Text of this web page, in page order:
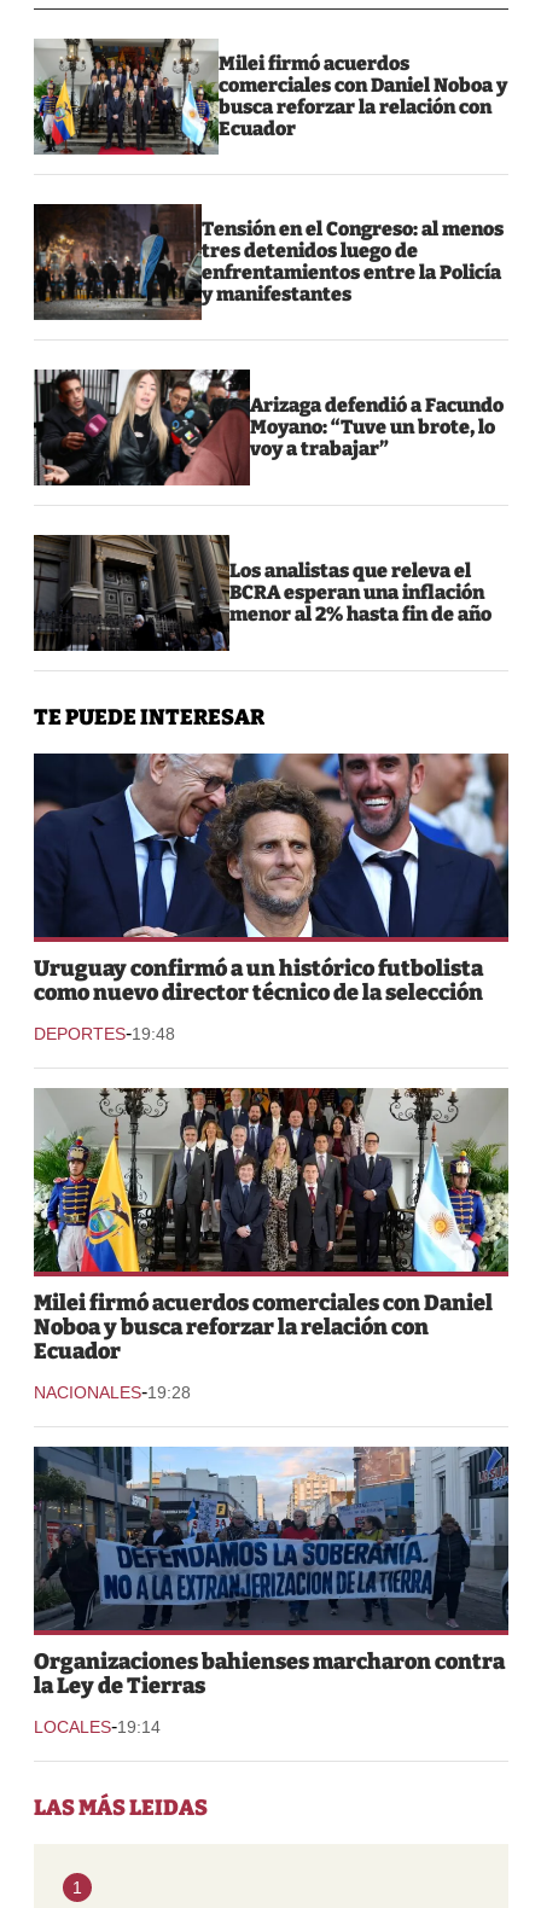
Milei firmó acuerdos
comerciales con Daniel Noboa y
busca reforzar la relación con
Ecuador
Tensión en el Congreso: al menos
tres detenidos luego de
enfrentamientos entre la Policía
y manifestantes
Arizaga defendió a Facundo
Moyano: “Tuve un brote, lo
voy a trabajar”
Los analistas que releva el
BCRA esperan una inflación
menor al 2% hasta fin de año
TE PUEDE INTERESAR
Uruguay confirmó a un histórico futbolista
como nuevo director técnico de la selección
DEPORTES-19:48
Milei firmó acuerdos comerciales con Daniel
Noboa y busca reforzar la relación con
Ecuador
NACIONALES-19:28
Organizaciones bahienses marcharon contra
la Ley de Tierras
LOCALES-19:14
LAS MÁS LEIDAS
1